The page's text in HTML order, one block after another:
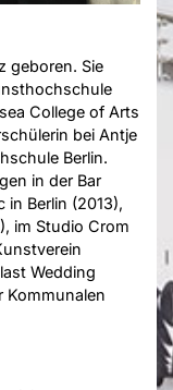
geboren. Sie
College of Arts
bei Antje
Berlin.
in der Bar
in Berlin (2013),
im Studio Crom
Wedding
Kommunalen